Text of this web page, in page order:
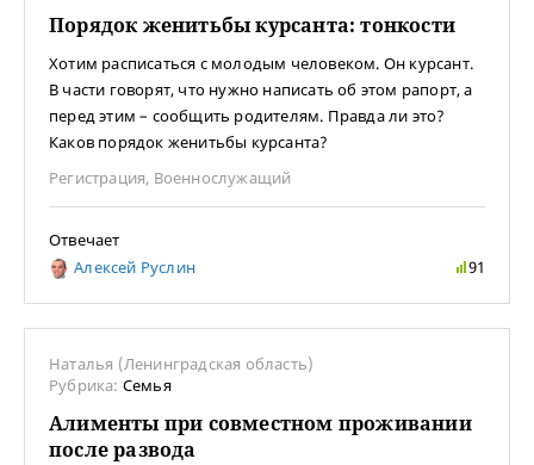
Порядок женитьбы курсанта: тонкости
Хотим расписаться с молодым человеком. Он курсант.
В части говорят, что нужно написать об этом рапорт, а
перед этим – сообщить родителям. Правда ли это?
Каков порядок женитьбы курсанта?
Регистрация, Военнослужащий
Отвечает
Алексей Руслин
91
Наталья (Ленинградская область)
Рубрика: Семья
Алименты при совместном проживании
после развода